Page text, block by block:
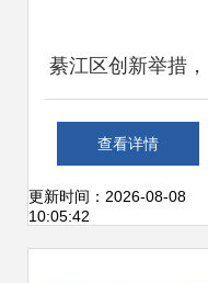
綦江区创新举措，
全市首个家庭教育
电话咨询服务热线
查看详情
更新时间：2026-08-08
10:05:42